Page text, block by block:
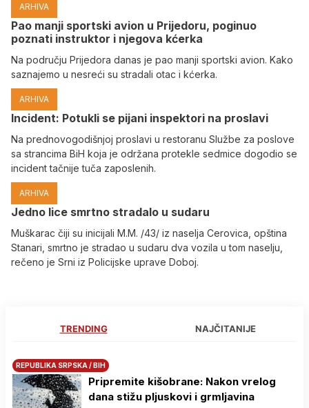
ARHIVA
Pao manji sportski avion u Prijedoru, poginuo
poznati instruktor i njegova kćerka
Na području Prijedora danas je pao manji sportski avion. Kako
saznajemo u nesreći su stradali otac i kćerka.
ARHIVA
Incident: Potukli se pijani inspektori na proslavi
Na prednovogodišnjoj proslavi u restoranu Službe za poslove
sa strancima BiH koja je održana protekle sedmice dogodio se
incident tačnije tuča zaposlenih.
ARHIVA
Јedno lice smrtno stradalo u sudaru
Muškarac čiji su inicijali M.M. /43/ iz naselja Cerovica, opština
Stanari, smrtno je stradao u sudaru dva vozila u tom naselju,
rečeno je Srni iz Policijske uprave Doboj.
TRENDING NAJČITANIJE
REPUBLIKA SRPSKA / BIH
Pripremite kišobrane: Nakon vrelog
dana stižu pljuskovi i grmljavina